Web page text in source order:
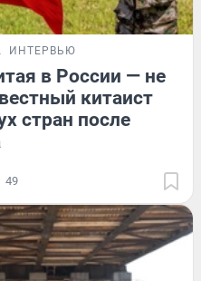
ИНТЕРВЬЮ
в России — не
китаист
стран после
49